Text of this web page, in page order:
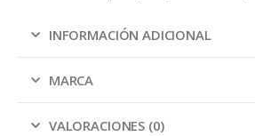
INFORMACIÓN ADICIONAL
MARCA
VALORACIONES (0)